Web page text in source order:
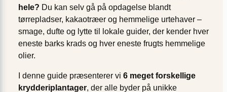
hele? Du kan selv gå på opdagelse blandt
tørrepladser, kakaotræer og hemmelige urtehaver –
smage, dufte og lytte til lokale guider, der kender hver
eneste barks krads og hver eneste frugts hemmelige
olier.
I denne guide præsenterer vi 6 meget forskellige
krydderiplantager, der alle byder på unikke